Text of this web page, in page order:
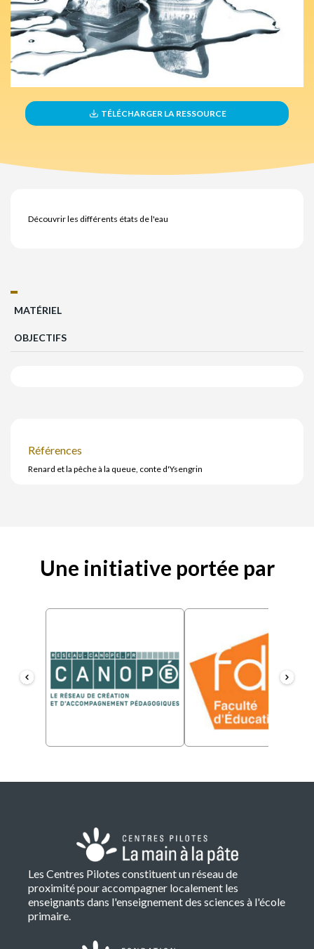
TÉLÉCHARGER LA RESSOURCE
Découvrir les différents états de l'eau
MATÉRIEL
OBJECTIFS
Références
Renard et la pêche à la queue, conte d'Ysengrin
Une initiative portée par
Les Centres Pilotes constituent un réseau de
proximité pour accompagner localement les
enseignants dans l'enseignement des sciences à l'école
primaire.